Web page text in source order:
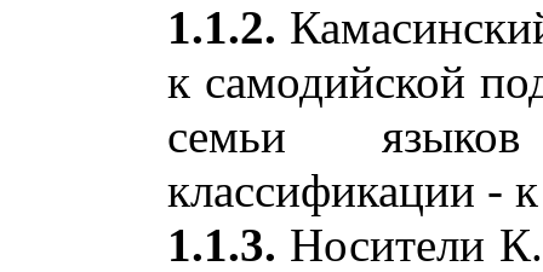
1.1.2.
к самодийской
семьи
классификации -
1.1.3. Носители